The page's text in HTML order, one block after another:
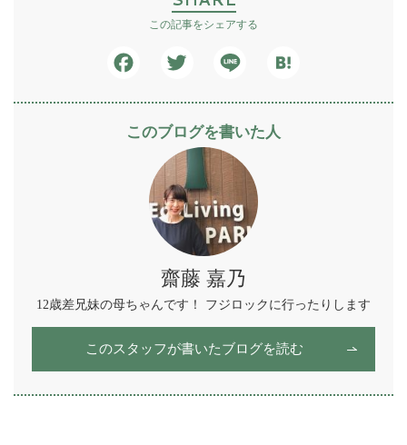
この記事をシェアする
このブログを書いた人
齋藤 嘉乃
12歳差兄妹の母ちゃんです！ フジロックに行ったりします
このスタッフが書いたブログを読む